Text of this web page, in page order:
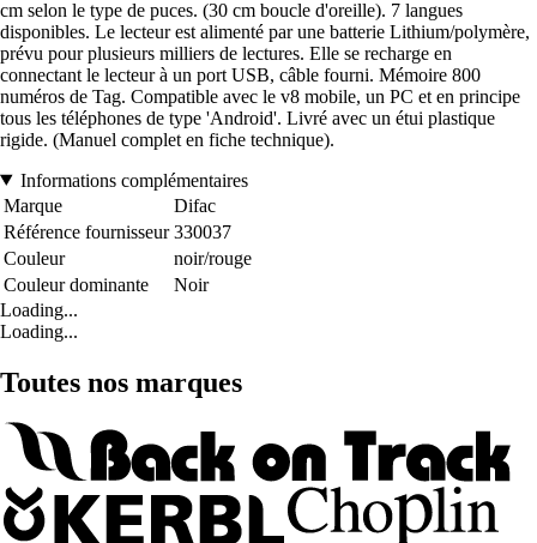
cm selon le type de puces. (30 cm boucle d'oreille). 7 langues
disponibles. Le lecteur est alimenté par une batterie Lithium/polymère,
prévu pour plusieurs milliers de lectures. Elle se recharge en
connectant le lecteur à un port USB, câble fourni. Mémoire 800
numéros de Tag. Compatible avec le v8 mobile, un PC et en principe
tous les téléphones de type 'Android'. Livré avec un étui plastique
rigide. (Manuel complet en fiche technique).
Informations complémentaires
Marque
Difac
Référence fournisseur 330037
Couleur
noir/rouge
Couleur dominante
Noir
Loading...
Loading...
Toutes nos marques